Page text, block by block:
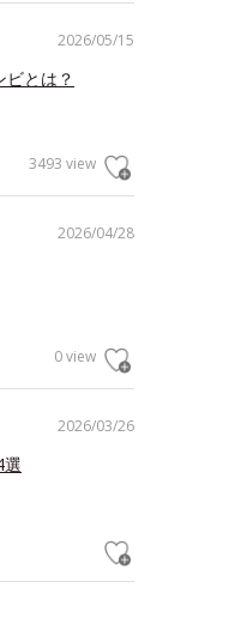
2026/05/15
ビとは？
3493 view
2026/04/28
0 view
2026/03/26